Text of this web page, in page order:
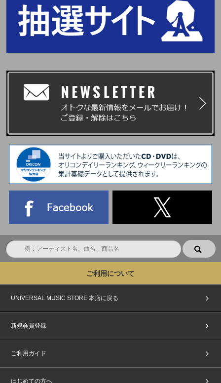
ご利用について
UNIVERSAL MUSIC STORE 本店に戻る
新規会員登録
ご利用ガイド
はじめての方へ